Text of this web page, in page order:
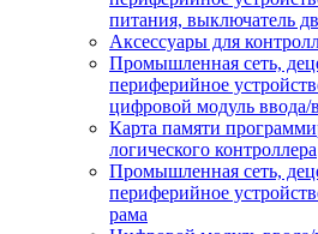
питания, выключатель
Аксессуары для
Промышленная сеть,
периферийное
цифровой модуль ввода/
Карта памяти
логического контроллера
Промышленная сеть,
периферийное
рама